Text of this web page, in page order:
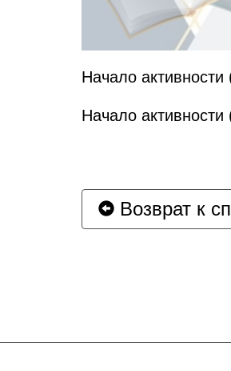
Начало
Начало
Возврат к